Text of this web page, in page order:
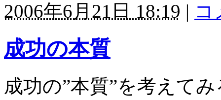
2006年6月21日 18:19 | コ
成功の本質
成功の”本質”を考えて